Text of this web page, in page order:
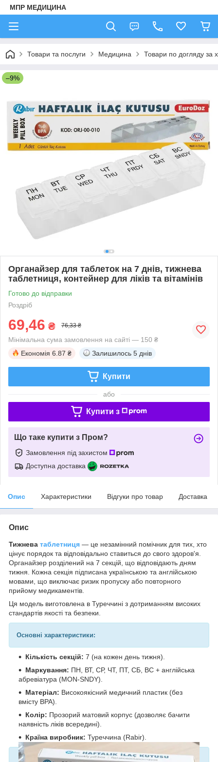
МПР МЕДИЦИНА
Товари та послуги Медицина Товари по догляду за
–9%
Органайзер для таблеток на 7 днів, тижнева
таблетниця, контейнер для ліків та вітамінів
Готово до відправки
Роздріб
69,46 ₴ 76,33 ₴
Мінімальна сума замовлення на сайті — 150 ₴
Економія 6.87 ₴ Залишилось 5 днів
Купити
або
Купити з
Що таке купити з Пром?
Замовлення під захистом
Доступна доставка
Опис Характеристики Відгуки про товар Доставка
Опис
Тижнева таблетниця — це незамінний помічник для тих, хто
цінує порядок та відповідально ставиться до свого здоров'я.
Органайзер розділений на 7 секцій, що відповідають дням
тижня. Кожна секція підписана українською та англійською
мовами, що виключає ризик пропуску або повторного
прийому медикаментів.
Ця модель виготовлена в Туреччині з дотриманням високих
стандартів якості та безпеки.
Основні характеристики:
Кількість секцій: 7 (на кожен день тижня).
Маркування: ПН, ВТ, СР, ЧТ, ПТ, СБ, ВС + англійська
абревіатура (MON-SNDY).
Матеріал: Високоякісний медичний пластик (без
вмісту BPA).
Колір: Прозорий матовий корпус (дозволяє бачити
наявність ліків всередині).
Країна виробник: Туреччина (Rabir).